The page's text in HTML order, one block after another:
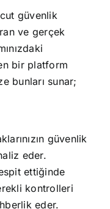
güvenlik
ve gerçek
bir platform
bunları sunar;
güvenlik
eder.
ettiğinde
kontrolleri
eder.